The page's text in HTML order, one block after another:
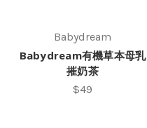
Babydream
Babydream有機草本母乳
摧奶茶
$49